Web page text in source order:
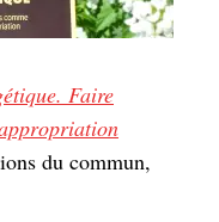
Faire
du commun,